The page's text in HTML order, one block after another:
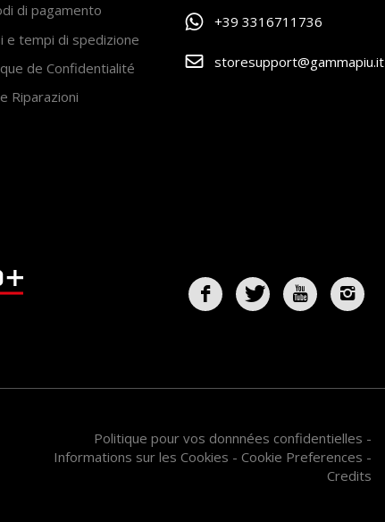
di pagamento
e tempi di spedizione
de Confidentialité
Riparazioni
+39 3316711736
storesupport@gammapiu.it
Politique pour vos donnnées confidentielles -
Informations sur les Cookies - Cookie Preferences -
Credits